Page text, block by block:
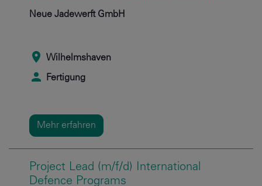
Neue Jadewerft GmbH
Wilhelmshaven
Fertigung
Mehr erfahren
Project Lead (m/f/d) International
Defence Programs